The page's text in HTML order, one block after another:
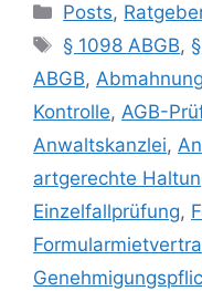
Posts,
§ 1098 ABGB,
ABGB, Abmahnung
Kontrolle, AGB-
Anwaltskanzlei,
artgerechte
Einzelfallprüfung,